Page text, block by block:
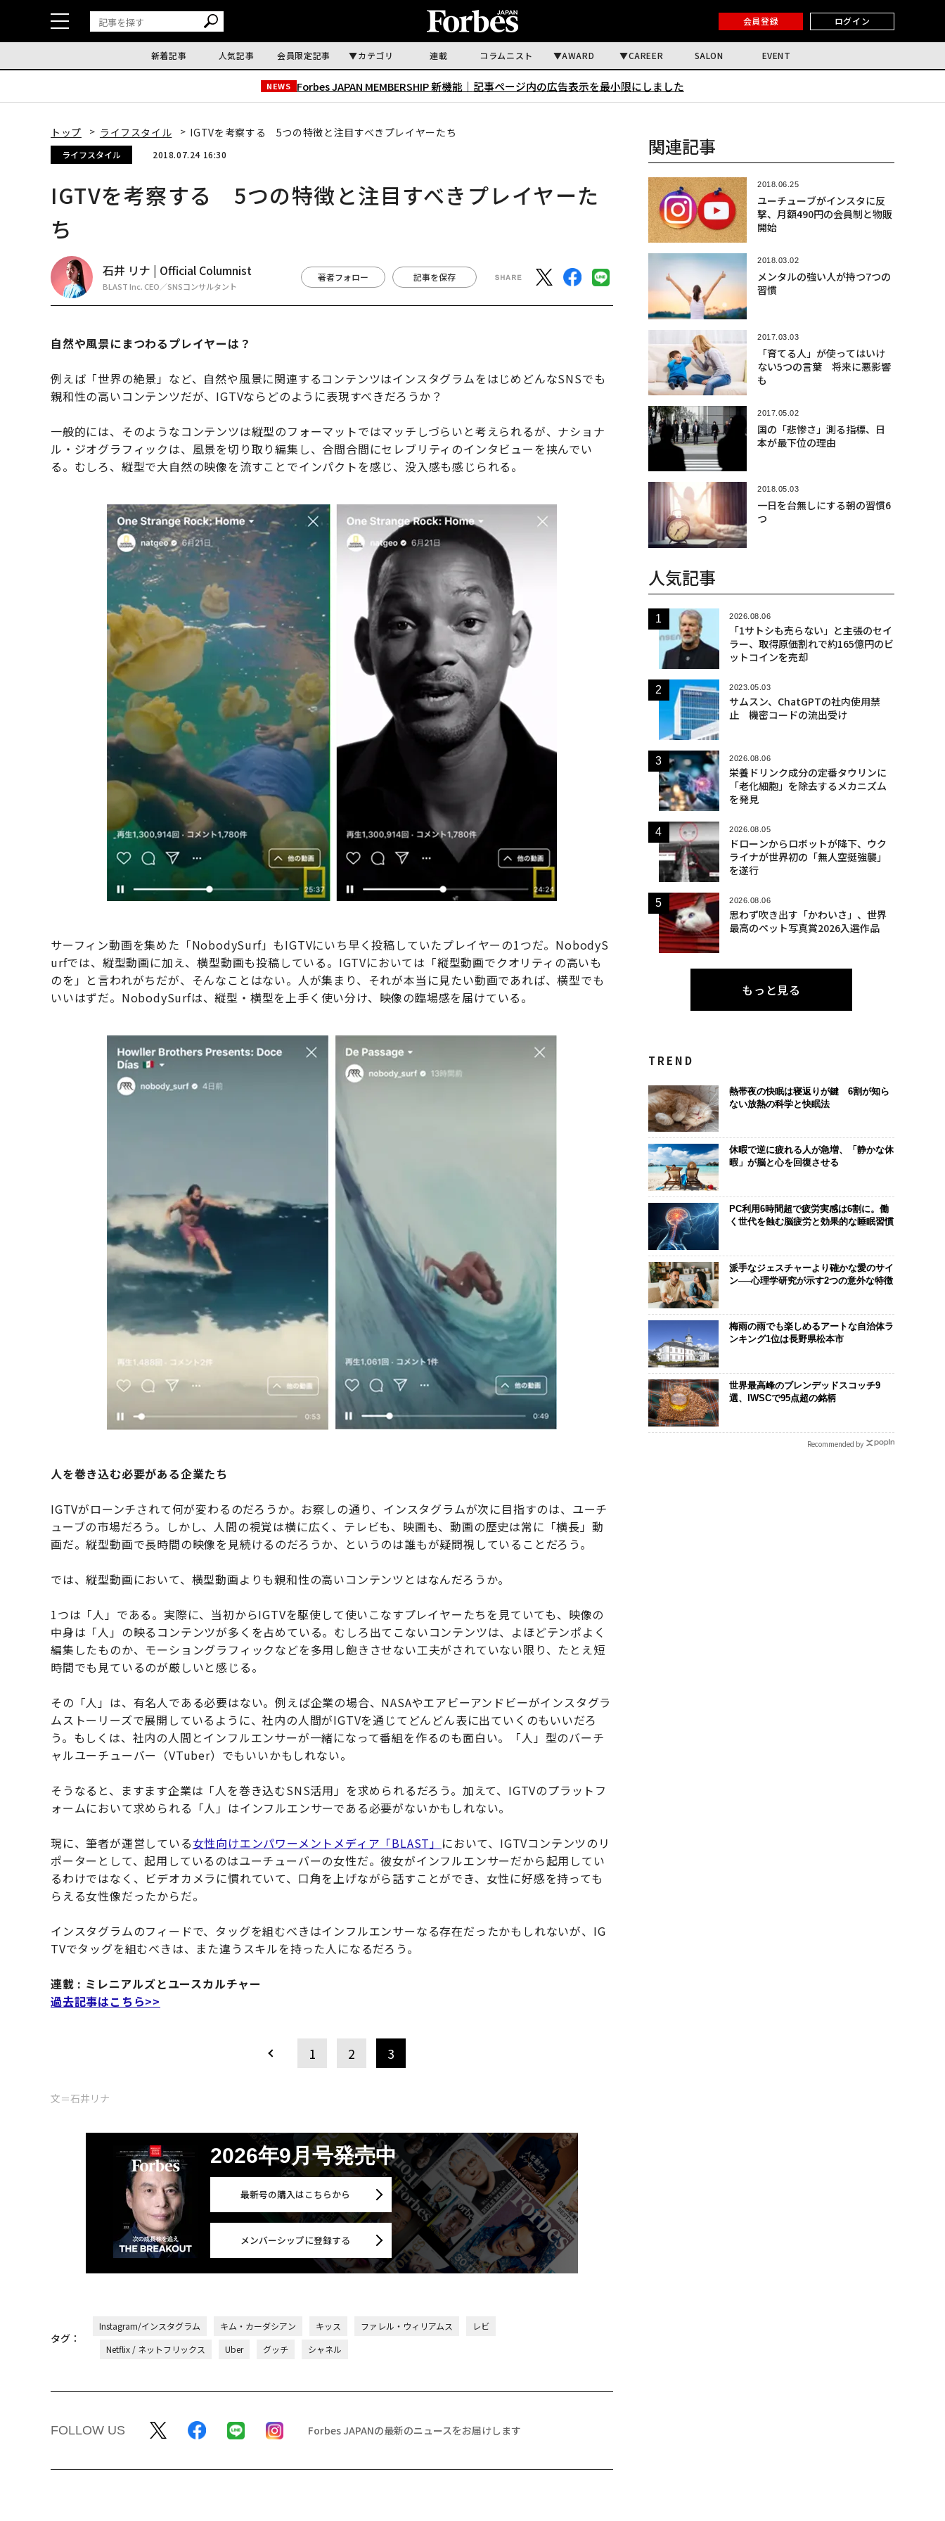
会員登録 ログイン
新着記事 人気記事 会員限定記事 カテゴリ 連載 コラムニスト AWARD CAREER SALON EVENT
NEWS Forbes JAPAN MEMBERSHIP 新機能｜ 記事ページ内の広告表示を最小限にしました
トップ ライフスタイル IGTVを考察する 5つの特徴と注目すべきプレイヤーたち
ライフスタイル 2018.07.24 16:30
IGTVを考察する 5つの特徴と注目すべきプレイヤーた
ち
石井 リナ | Official Columnist
BLAST Inc. CEO／SNSコンサルタント
著者フォロー 記事を保存
自然や風景にまつわるプレイヤーは？
例えば「世界の絶景」など、自然や風景に関連するコンテンツはインスタグラムをはじめどんなSNSでも
親和性の高いコンテンツだが、IGTVならどのように表現すべきだろうか？
一般的には、そのようなコンテンツは縦型のフォーマットではマッチしづらいと考えられるが、ナショナ
ル・ジオグラフィックは、風景を切り取り編集し、合間合間にセレブリティのインタビューを挟んでい
る。むしろ、縦型で大自然の映像を流すことでインパクトを感じ、没入感も感じられる。
サーフィン動画を集めた「NobodySurf」もIGTVにいち早く投稿していたプレイヤーの1つだ。NobodyS
urfでは、縦型動画に加え、横型動画も投稿している。IGTVにおいては「縦型動画でクオリティの高いも
のを」と言われがちだが、そんなことはない。人が集まり、それが本当に見たい動画であれば、横型でも
いいはずだ。NobodySurfは、縦型・横型を上手く使い分け、映像の臨場感を届けている。
人を巻き込む必要がある企業たち
IGTVがローンチされて何が変わるのだろうか。お察しの通り、インスタグラムが次に目指すのは、ユーチ
ューブの市場だろう。しかし、人間の視覚は横に広く、テレビも、映画も、動画の歴史は常に「横長」動
画だ。縦型動画で長時間の映像を見続けるのだろうか、というのは誰もが疑問視していることだろう。
では、縦型動画において、横型動画よりも親和性の高いコンテンツとはなんだろうか。
1つは「人」である。実際に、当初からIGTVを駆使して使いこなすプレイヤーたちを見ていても、映像の
中身は「人」の映るコンテンツが多くを占めている。むしろ出てこないコンテンツは、よほどテンポよく
編集したものか、モーショングラフィックなどを多用し飽きさせない工夫がされていない限り、たとえ短
時間でも見ているのが厳しいと感じる。
その「人」は、有名人である必要はない。例えば企業の場合、NASAやエアビーアンドビーがインスタグラ
ムストーリーズで展開しているように、社内の人間がIGTVを通じてどんどん表に出ていくのもいいだろ
う。もしくは、社内の人間とインフルエンサーが一緒になって番組を作るのも面白い。「人」型のバーチ
ャルユーチューバー（VTuber）でもいいかもしれない。
そうなると、ますます企業は「人を巻き込むSNS活用」を求められるだろう。加えて、IGTVのプラットフ
ォームにおいて求められる「人」はインフルエンサーである必要がないかもしれない。
現に、筆者が運営している女性向けエンパワーメントメディア「BLAST」 において、IGTVコンテンツのリ
ポーターとして、起用しているのはユーチューバーの女性だ。彼女がインフルエンサーだから起用してい
るわけではなく、ビデオカメラに慣れていて、口角を上げながら話すことができ、女性に好感を持っても
らえる女性像だったからだ。
インスタグラムのフィードで、タッグを組むべきはインフルエンサーなる存在だったかもしれないが、IG
TVでタッグを組むべきは、また違うスキルを持った人になるだろう。
連載 : ミレニアルズとユースカルチャー
過去記事はこちら>>
1 2 3
文＝石井リナ
2026年9月号発売中
最新号の購入はこちらから
メンバーシップに登録する
タグ：
Instagram/インスタグラム キム・カーダシアン キッス ファレル・ウィリアムス
レビ
Netflix / ネットフリックス
Uber グッチ シャネル
FOLLOW US Forbes JAPANの最新のニュースをお届けします
関連記事
2018.06.25
ユーチューブがインスタに反
撃、月額490円の会員制と物販
開始
2018.03.02
メンタルの強い人が持つ7つの
習慣
2017.03.03
「育てる人」が使ってはいけ
ない5つの言葉 将来に悪影響
も
2017.05.02
国の「悲惨さ」測る指標、日
本が最下位の理由
2018.05.03
一日を台無しにする朝の習慣6
つ
人気記事
2026.08.06
「1サトシも売らない」と主張のセイ
ラー、取得原価割れで約165億円のビ
ットコインを売却
2023.05.03
サムスン、ChatGPTの社内使用禁
止 機密コードの流出受け
2026.08.06
栄養ドリンク成分の定番タウリンに
「老化細胞」を除去するメカニズム
を発見
2026.08.05
ドローンからロボットが降下、ウク
ライナが世界初の「無人空挺強襲」
を遂行
2026.08.06
思わず吹き出す「かわいさ」、世界
最高のペット写真賞2026入選作品
もっと見る
TREND
熱帯夜の快眠は寝返りが鍵 6割が知ら
ない放熱の科学と快眠法
休暇で逆に疲れる人が急増、「静かな休
暇」が脳と心を回復させる
PC利用6時間超で疲労実感は6割に。働
く世代を蝕む脳疲労と効果的な睡眠習慣
派手なジェスチャーより確かな愛のサイ
ン──心理学研究が示す2つの意外な特徴
梅雨の雨でも楽しめるアートな自治体ラ
ンキング1位は長野県松本市
世界最高峰のブレンデッドスコッチ9
選、IWSCで95点超の銘柄
Recommended by